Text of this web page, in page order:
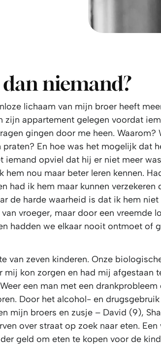
dan niemand?
lichaam van mijn broer heeft
zijn appartement gelegen voordat
gingen door me heen. Waarom?
En hoe was het mogelijk dat
iemand opviel dat hij er niet meer
hem nou maar beter leren kennen.
had ik hem maar kunnen verzekeren
de harde waarheid is dat ik hem niet
van vroeger, maar door een vreemde
hadden we elkaar nooit ontmoet of
van zeven kinderen. Onze
mij kon zorgen en had mij afgestaan
een man met een
Door het alcohol- en
mijn broers en zusje – David (9),
over straat op zoek naar eten.
geld om eten te kopen voor de